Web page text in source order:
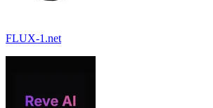
FLUX-1.net